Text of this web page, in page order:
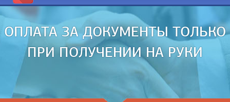
ОПЛАТА ЗА ДОКУМЕНТЫ ТОЛЬКО
ПРИ ПОЛУЧЕНИИ НА РУКИ